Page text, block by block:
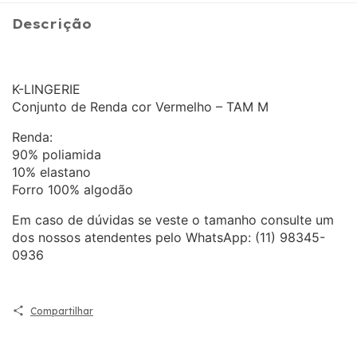
Descrição
K-LINGERIE
Conjunto de Renda cor Vermelho – TAM M
Renda:
90% poliamida
10% elastano
Forro 100% algodão
Em caso de dúvidas se veste o tamanho consulte um
dos nossos atendentes pelo WhatsApp: (11) 98345-
0936
Compartilhar